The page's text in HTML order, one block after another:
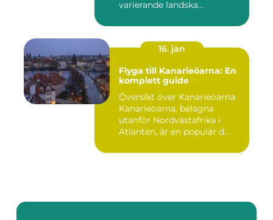
varierande landska...
16. jan
Flyga till Kanarieöarna: En
komplett guide
Översikt över Kanarieöarna
Kanarieöarna, belägna
utanför Nordvästafrika i
Atlanten, är en populär d...